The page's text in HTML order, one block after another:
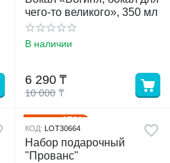
чего-то великого», 350 мл
В наличии
10 000 ₸
6 290 ₸
45%
КОД: LOT30664
Набор подарочный
"Прованс"